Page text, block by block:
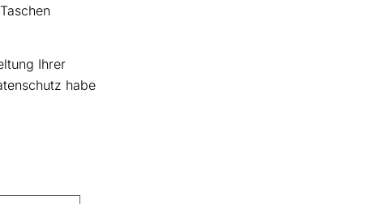
Ihrer
habe